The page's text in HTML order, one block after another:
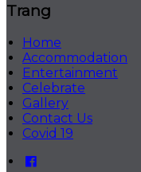
Trang
Home
Accommodation
Entertainment
Celebrate
Gallery
Contact Us
Covid 19